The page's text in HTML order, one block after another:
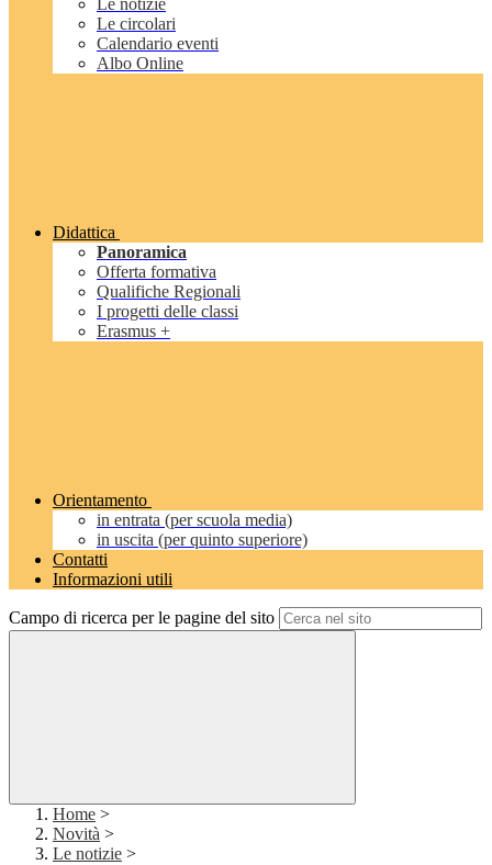
Le notizie
Le circolari
Calendario eventi
Albo Online
Didattica
Panoramica
Offerta formativa
Qualifiche Regionali
I progetti delle classi
Erasmus +
Orientamento
in entrata (per scuola media)
in uscita (per quinto superiore)
Contatti
Informazioni utili
Campo di ricerca per le pagine del sito
Home >
Novità >
Le notizie >